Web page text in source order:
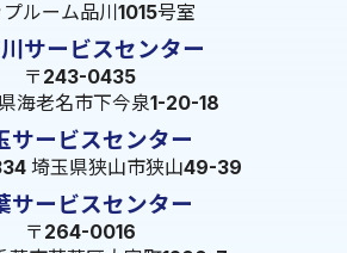
プルーム品川1015号室
サービスセンター
〒243-0435
海老名市下今泉1-20-18
サービスセンター
埼玉県狭山市狭山49-39
サービスセンター
〒264-0016